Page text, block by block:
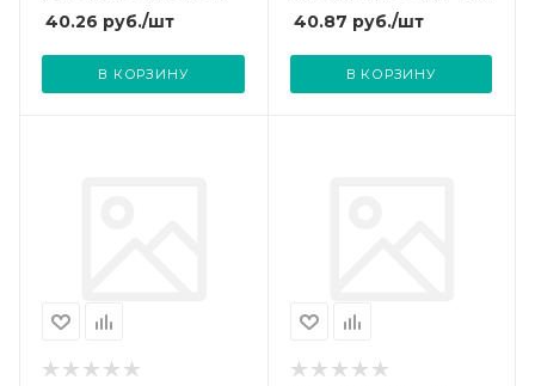
C05-PKB-27-10
40.26 руб./шт
В КОРЗИНУ
27
40.87 руб./шт
В КОРЗИНУ